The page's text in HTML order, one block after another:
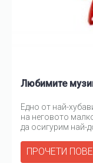
Любимите
Едно от най-
на неговото
да осигурим най-
ПРОЧЕТИ